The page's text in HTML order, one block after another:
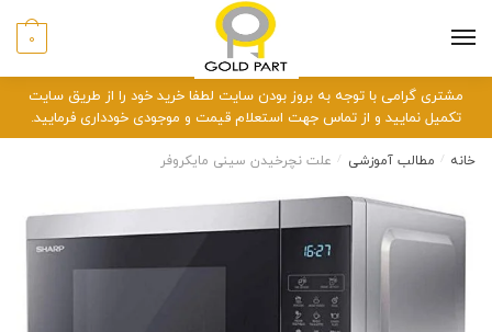
0
مشتری گرامی با توجه به بروز بودن سایت لطفا خرید خود را از طریق سایت
تکمیل نمایید و از تماس جهت استعلام قیمت و موجودی خودداری فرمایید.
خانه / مطالب آموزشی / علت نچرخیدن سینی مایکروفر